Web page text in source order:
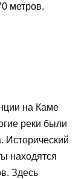
метров.
на Каме
реки были
Исторический
находятся
Здесь